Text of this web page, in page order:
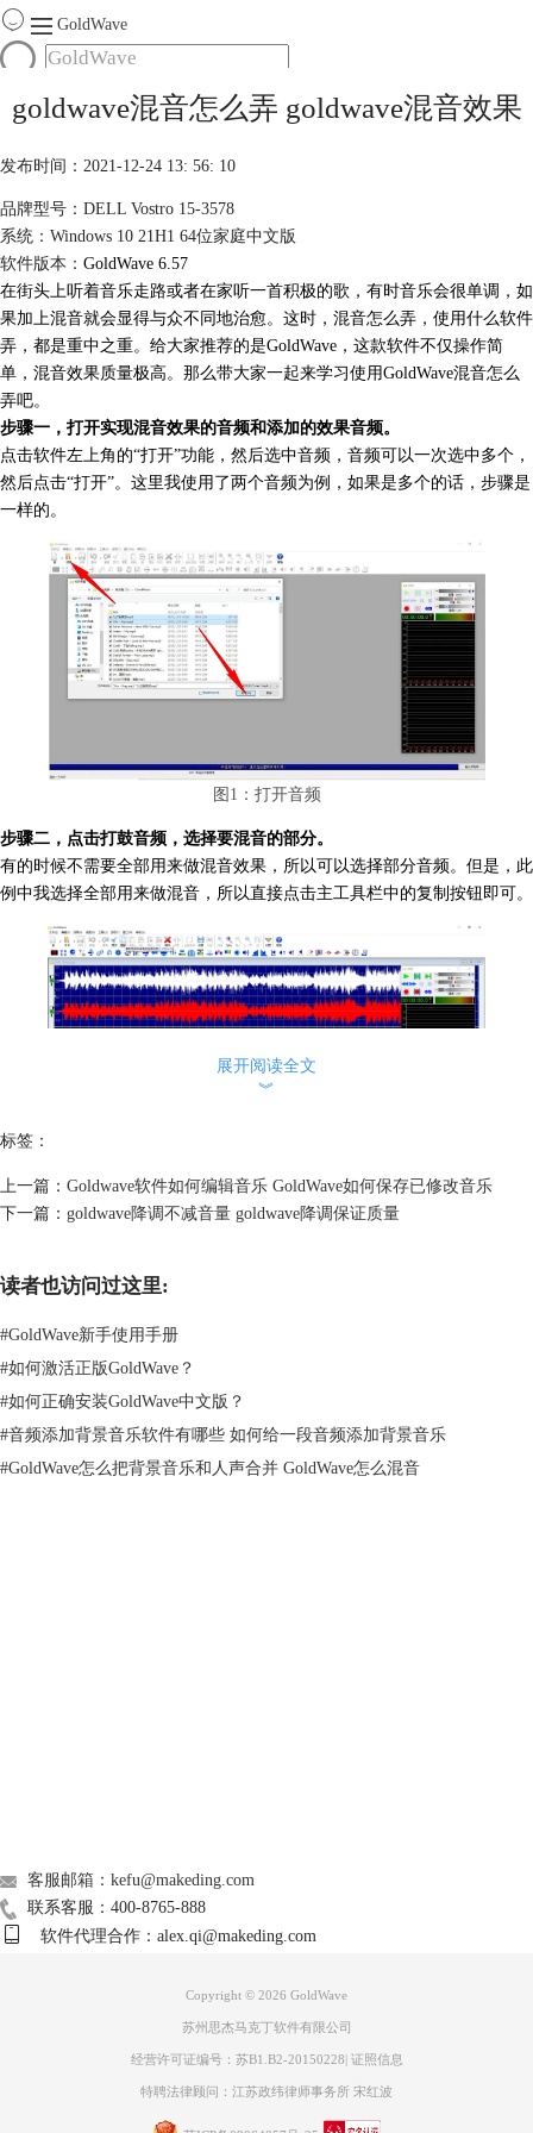
GoldWave
产品
购买
goldwave混音怎么弄 goldwave混音效果
发布时间：2021-12-24 13: 56: 10
品牌型号：DELL Vostro 15-3578
系统：Windows 10 21H1 64位家庭中文版
软件版本： GoldWave 6.57
在街头上听着音乐走路或者在家听一首积极的歌，有时音乐会很单调，如
果加上混音就会显得与众不同地治愈。这时，混音怎么弄，使用什么软件
弄，都是重中之重。给大家推荐的是GoldWave，这款软件不仅操作简
单， 混音效果质量极高。那么带大家一起来学习使用GoldWave混音怎么
弄吧。
步骤一，打开实现混音效果的音频和添加的效果音频。
点击软件左上角的“打开”功能，然后选中音频，音频可以一次选中多个，
然后点击“打开”。这里我使用了两个音频为例，如果是多个的话，步骤是
一样的。
图1：打开音频
步骤二，点击打鼓音频，选择要混音的部分。
有的时候不需要全部用来做混音效果，所以可以选择部分音频。但是，此
例中我选择全部用来做混音，所以直接点击主工具栏中的复制按钮即可。
图2：复制打鼓音频
步骤三，点击要添加混音效果的音频。
是两个音频，所以要对那个音频进行编辑，就必须先选中那个音频才可以
展开阅读全文
︾
标签：
上一篇： Goldwave软件如何编辑音乐 GoldWave如何保存已修改音乐
下一篇： goldwave降调不减音量 goldwave降调保证质量
读者也访问过这里:
#GoldWave新手使用手册
#如何激活正版GoldWave？
#如何正确安装GoldWave中文版？
#音频添加背景音乐软件有哪些 如何给一段音频添加背景音乐
#GoldWave怎么把背景音乐和人声合并 GoldWave怎么混音
客服邮箱：kefu@makeding.com
联系客服：400-8765-888
软件代理合作：alex.qi@makeding.com
Copyright © 2026 GoldWave
苏州思杰马克丁软件有限公司
经营许可证编号：苏B1.B2-20150228| 证照信息
特聘法律顾问：江苏政纬律师事务所 宋红波